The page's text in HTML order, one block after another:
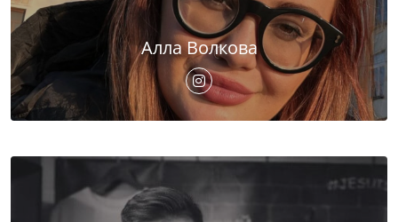
Алла Волкова